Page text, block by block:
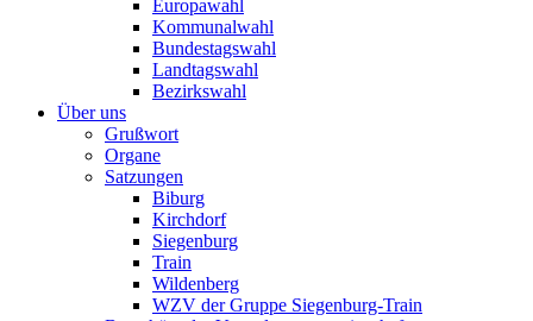
Europawahl
Kommunalwahl
Bundestagswahl
Landtagswahl
Bezirkswahl
Über uns
Grußwort
Organe
Satzungen
Biburg
Kirchdorf
Siegenburg
Train
Wildenberg
WZV der Gruppe Siegenburg-Train